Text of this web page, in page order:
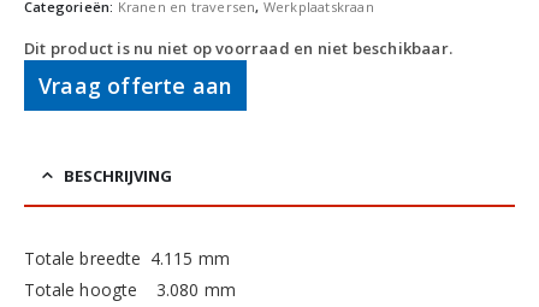
Categorieën: Kranen en traversen, Werkplaatskraan
Dit product is nu niet op voorraad en niet beschikbaar.
Vraag offerte aan
BESCHRIJVING
Totale breedte 4.115 mm
Totale hoogte 3.080 mm